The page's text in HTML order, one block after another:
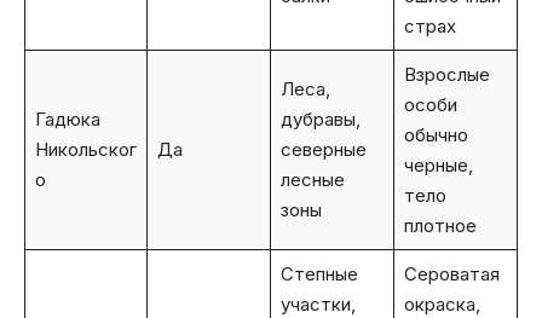
страх
Гадюка
Никольског
о
Да
Леса,
дубравы,
северные
лесные
зоны
Взрослые
особи
обычно
черные,
тело
плотное
Степные
участки,
Сероватая
окраска,